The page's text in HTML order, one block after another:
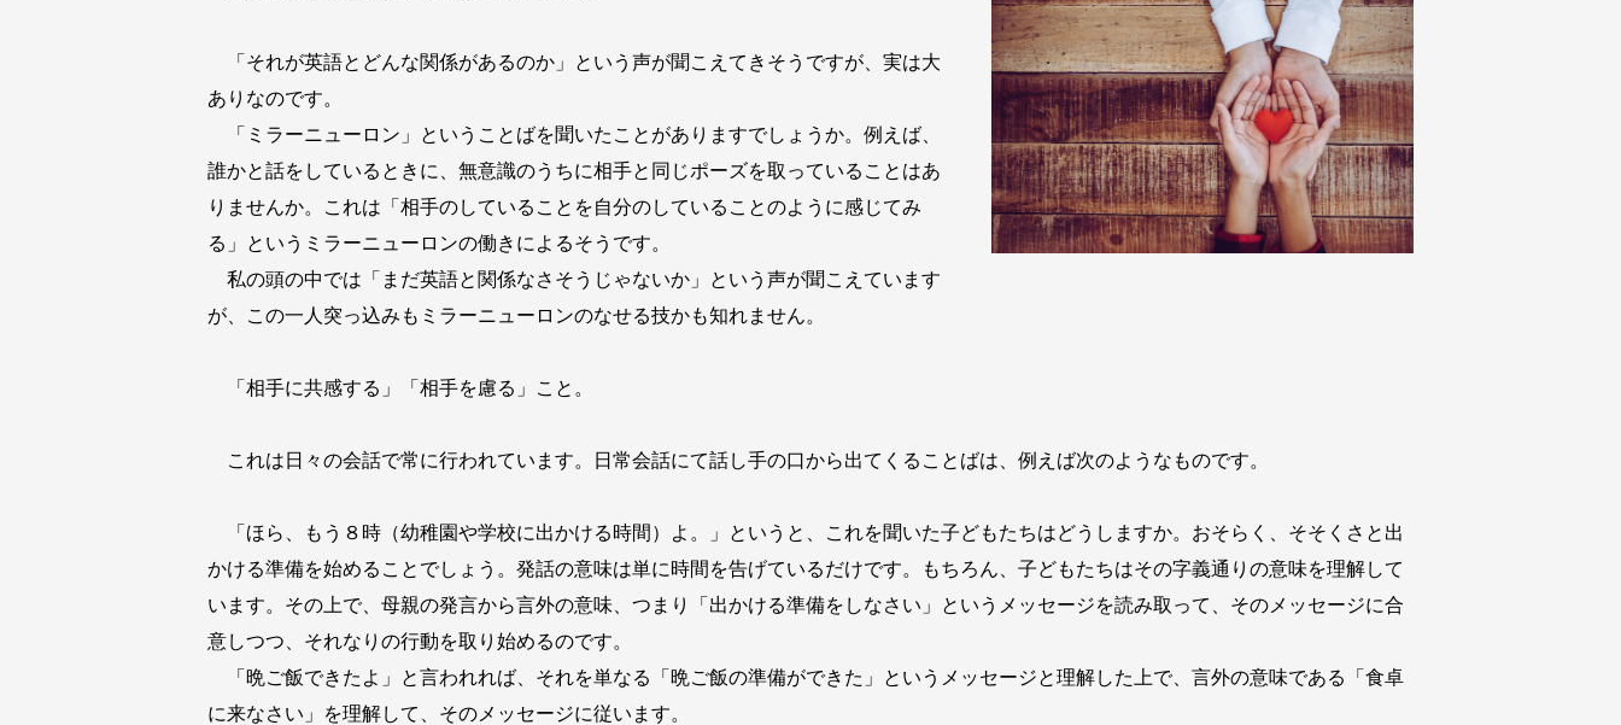
「それが英語とどんな関係があるのか」という声が聞こえてきそうですが、実は大
ありなのです。
「ミラーニューロン」ということばを聞いたことがありますでしょうか。例えば、
誰かと話をしているときに、無意識のうちに相手と同じポーズを取っていることはあ
りませんか。これは「相手のしていることを自分のしていることのように感じてみ
る」というミラーニューロンの働きによるそうです。
私の頭の中では「まだ英語と関係なさそうじゃないか」という声が聞こえています
が、この一人突っ込みもミラーニューロンのなせる技かも知れません。
「相手に共感する」「相手を慮る」こと。
これは日々の会話で常に行われています。日常会話にて話し手の口から出てくることばは、例えば次のようなものです。
「ほら、もう８時（幼稚園や学校に出かける時間）よ。」というと、これを聞いた子どもたちはどうしますか。おそらく、そそくさと出
かける準備を始めることでしょう。発話の意味は単に時間を告げているだけです。もちろん、子どもたちはその字義通りの意味を理解して
います。その上で、母親の発言から言外の意味、つまり「出かける準備をしなさい」というメッセージを読み取って、そのメッセージに合
意しつつ、それなりの行動を取り始めるのです。
「晩ご飯できたよ」と言われれば、それを単なる「晩ご飯の準備ができた」というメッセージと理解した上で、言外の意味である「食卓
に来なさい」を理解して、そのメッセージに従います。